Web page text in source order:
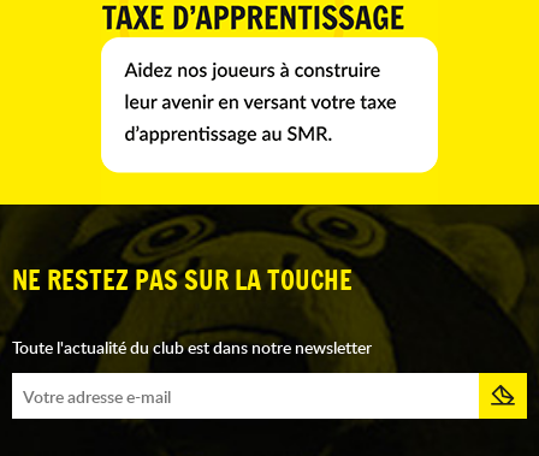
NE RESTEZ PAS SUR LA TOUCHE
Toute l'actualité du club est dans notre newsletter